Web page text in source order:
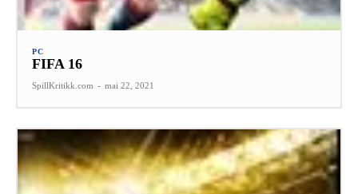
PC
FIFA 16
SpillKritikk.com - mai 22, 2021